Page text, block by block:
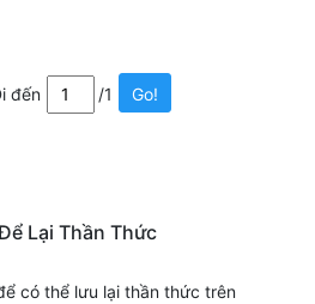
đến /1 Go!
Lại Thần Thức
có thể lưu lại thần thức trên